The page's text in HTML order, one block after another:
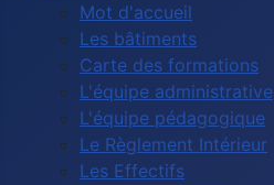
Mot d'accueil
Les bâtiments
Carte des formations
L'équipe administrative
L'équipe pédagogique
Le Règlement Intérieur
Les Effectifs